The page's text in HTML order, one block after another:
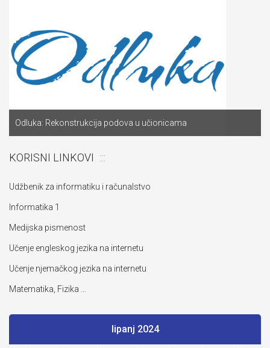
Odluka: Rekonstrukcija podova u učionicama
KORISNI LINKOVI
Udžbenik za informatiku i računalstvo
Informatika 1
Medijska pismenost
Učenje engleskog jezika na internetu
Učenje njemačkog jezika na internetu
Matematika, Fizika …
lipanj 2024